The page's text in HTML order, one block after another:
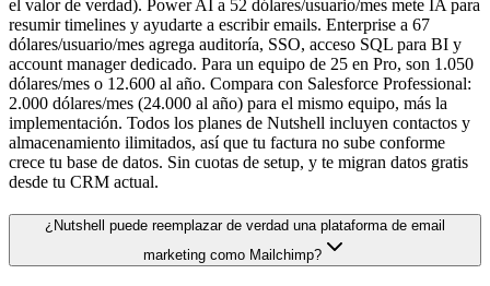
el valor de verdad). Power AI a 52 dólares/usuario/mes mete IA para
resumir timelines y ayudarte a escribir emails. Enterprise a 67
dólares/usuario/mes agrega auditoría, SSO, acceso SQL para BI y
account manager dedicado. Para un equipo de 25 en Pro, son 1.050
dólares/mes o 12.600 al año. Compara con Salesforce Professional:
2.000 dólares/mes (24.000 al año) para el mismo equipo, más la
implementación. Todos los planes de Nutshell incluyen contactos y
almacenamiento ilimitados, así que tu factura no sube conforme
crece tu base de datos. Sin cuotas de setup, y te migran datos gratis
desde tu CRM actual.
¿Nutshell puede reemplazar de verdad una plataforma de email
marketing como Mailchimp?